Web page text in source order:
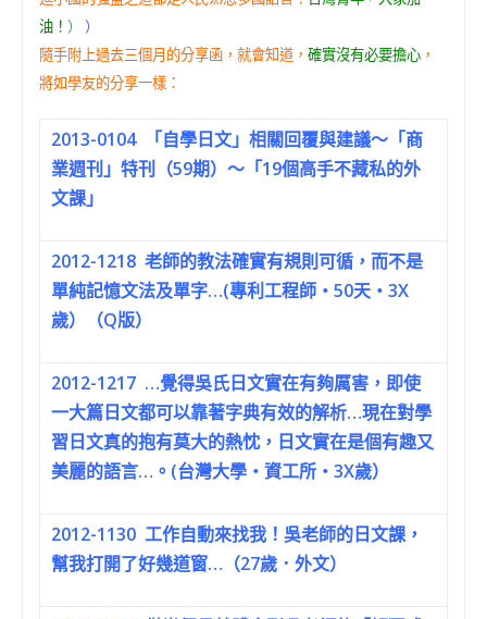
油！ ）
）
隨手附上過去三個月的分享函，就會知道， 確實沒有必要擔心 ，
將如學友的分享一樣：
2013-0104
「自學日文」相關回覆與建議～「商
業週刊」特刊（59期）～「19個高手不藏私的外
文課」
2012-1218 老師的教法確實有規則可循，而不是
單純記憶文法及單字…(專利工程師‧50天‧3X
歲）（Q版）
2012-1217 …覺得吳氏日文實在有夠厲害，即使
一大篇日文都可以靠著字典有效的解析…現在對學
習日文真的抱有莫大的熱忱，日文實在是個有趣又
美麗的語言…。(台灣大學‧資工所‧3X歲）
2012-1130 工作自動來找我！吳老師的日文課，
幫我打開了好幾道窗…（27歲．外文）